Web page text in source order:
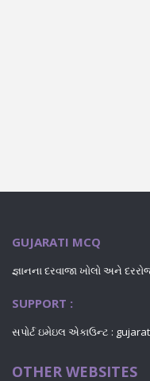
GUJARATI MCQ
જ્ઞાનના દરવાજા ખોલો અને
SUPPORT :
સપોર્ટ ઇમેઇલ એકાઉન્ટ :
OTHER WEBSITES